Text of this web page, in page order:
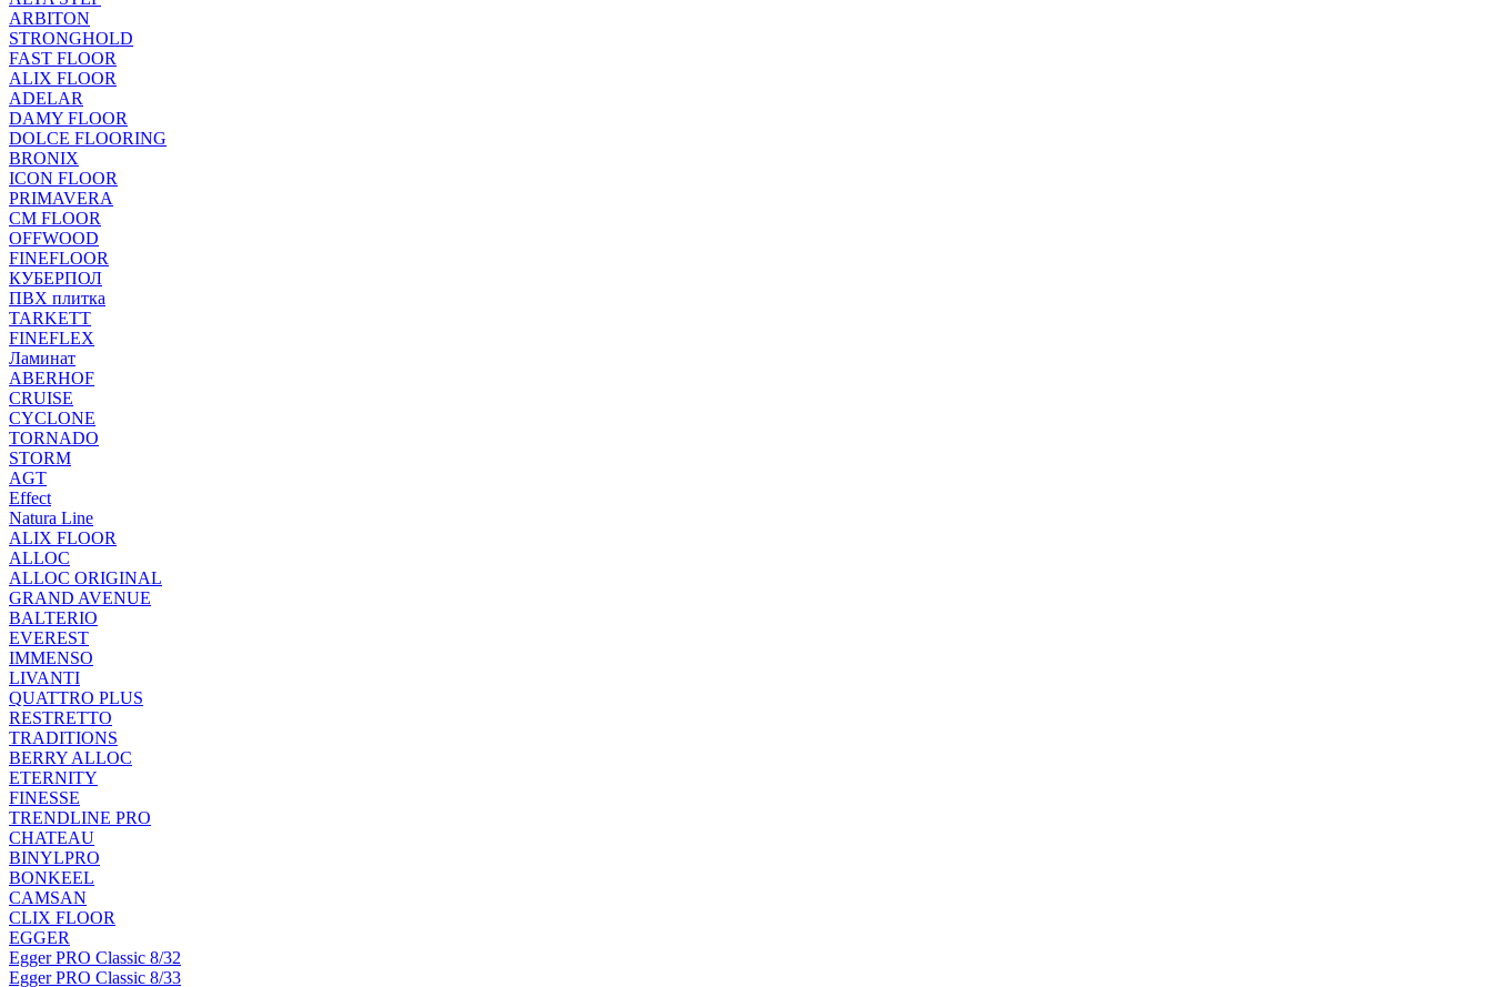
ARBITON
STRONGHOLD
FAST FLOOR
ALIX FLOOR
ADELAR
DAMY FLOOR
DOLCE FLOORING
BRONIX
ICON FLOOR
PRIMAVERA
CM FLOOR
OFFWOOD
FINEFLOOR
КУБЕРПОЛ
ПВХ плитка
TARKETT
FINEFLEX
Ламинат
ABERHOF
CRUISE
CYCLONE
TORNADO
STORM
AGT
Effect
Natura Line
ALIX FLOOR
ALLOC
ALLOC ORIGINAL
GRAND AVENUE
BALTERIO
EVEREST
IMMENSO
LIVANTI
QUATTRO PLUS
RESTRETTO
TRADITIONS
BERRY ALLOC
ETERNITY
FINESSE
TRENDLINE PRO
CHATEAU
BINYLPRO
BONKEEL
CAMSAN
CLIX FLOOR
EGGER
Egger PRO Classic 8/32
Egger PRO Classic 8/33